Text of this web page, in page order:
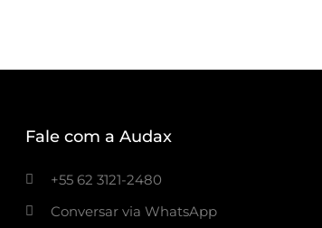
Fale com a Audax
+55 62 3121-2480
Conversar via WhatsApp